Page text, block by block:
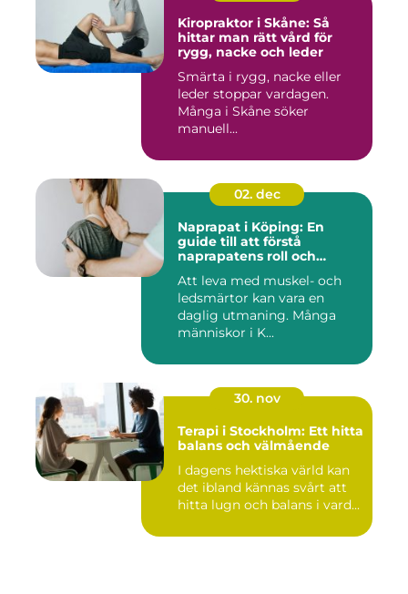
Kiropraktor i Skåne: Så
hittar man rätt vård för
rygg, nacke och leder
Smärta i rygg, nacke eller
leder stoppar vardagen.
Många i Skåne söker
manuell...
02. dec
Naprapat i Köping: En
guide till att förstå
naprapatens roll och
Att leva med muskel- och
ledsmärtor kan vara en
daglig utmaning. Många
människor i K...
30. nov
Terapi i Stockholm: Ett hitta
balans och välmående
I dagens hektiska värld kan
det ibland kännas svårt att
hitta lugn och balans i vard...